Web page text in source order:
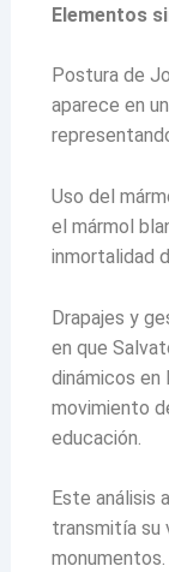
Elementos
Postura de
aparece en
Uso del
el mármol
inmortalidad
Drapajes y
en que
dinámicos
movimiento
educación.
Este análisis
transmitía su
monumentos.